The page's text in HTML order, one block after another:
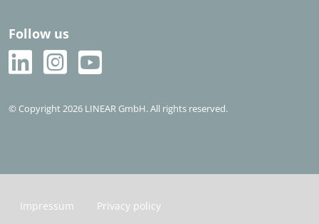
Follow us
© Copyright 2026 LINEAR GmbH. All rights reserved.
Impressum Privacy policy